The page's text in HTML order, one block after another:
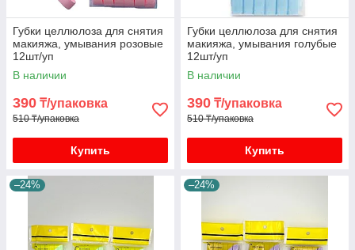
Губки целлюлоза для снятия
макияжа, умывания розовые
12шт/уп
В наличии
390 ₸/упаковка
510 ₸/упаковка
Купить
Губки целлюлоза для снятия
макияжа, умывания голубые
12шт/уп
В наличии
390 ₸/упаковка
510 ₸/упаковка
Купить
–24% –24%